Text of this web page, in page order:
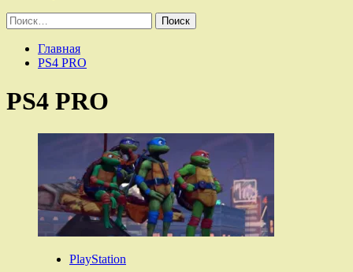
Найти:
Главная
PS4 PRO
PS4 PRO
PlayStation